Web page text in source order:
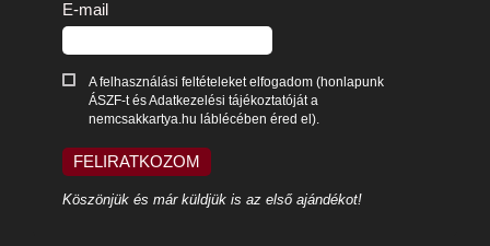
E-mail
A felhasználási feltételeket elfogadom (honlapunk
ÁSZF-t és Adatkezelési tájékoztatóját a
nemcsakkartya.hu láblécében éred el).
FELIRATKOZOM
Köszönjük és már küldjük is az első ajándékot!